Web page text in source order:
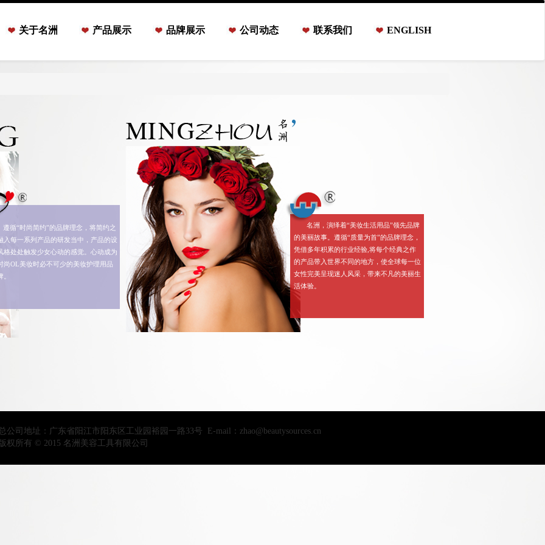
关于名洲 产品展示 品牌展示 公司动态 联系我们 ENGLISH
“时尚简约”的品牌理念，将简约之
入每一系列产品的研发当中，产品的设
格处处触发少女心动的感觉。心动成为
尚OL美妆时必不可少的美妆护理用品
。
名洲，演绎着“美妆生活用品”领先品牌
的美丽故事。遵循“质量为首”的品牌理念，
凭借多年积累的行业经验,将每个经典之作
的产品带入世界不同的地方，使全球每一位
女性完美呈现迷人风采，带来不凡的美丽生
活体验。
公司地址：广东省阳江市阳东区工业园裕园一路33号 E-mail：zhao@beautysources.cn
权所有 © 2015 名洲美容工具有限公司